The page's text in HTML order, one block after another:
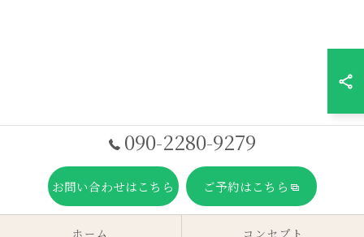
090-2280-9279
お問い合わせはこちら ご予約はこちら
ホーム コンセプト